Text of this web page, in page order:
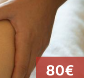
80€